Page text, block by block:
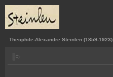
Theophile-Alexandre Steinlen (1859-1923)